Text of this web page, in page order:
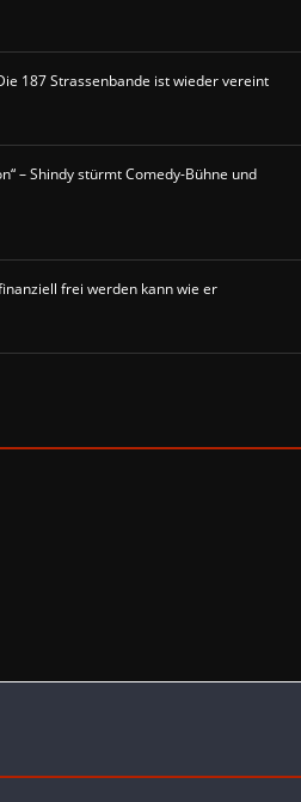
187 Strassenbande ist wieder vereint
– Shindy stürmt Comedy-Bühne und
frei werden kann wie er